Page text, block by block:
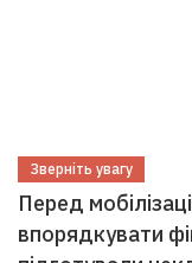
Зверніть увагу
Перед
впорядкувати